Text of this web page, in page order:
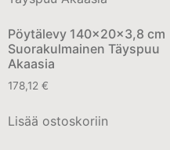
Pöytälevy 140x20x3,8 cm
Suorakulmainen Täyspuu
Akaasia
178,12 €
Lisää ostoskoriin